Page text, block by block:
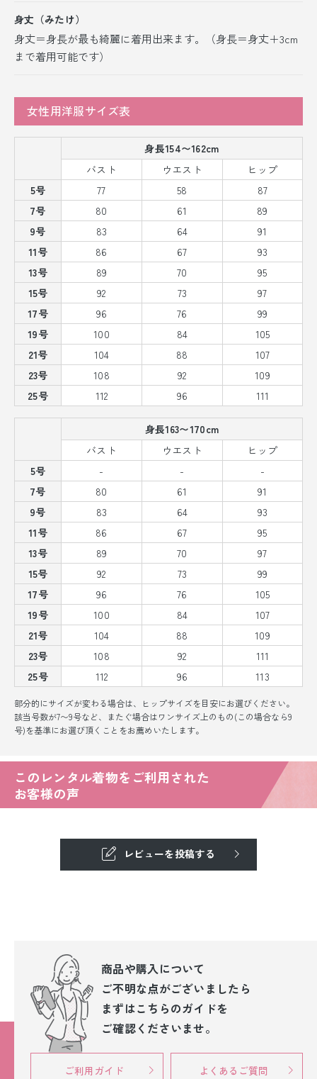
身丈（みたけ）
身丈＝身長が最も綺麗に着用出来ます。（身長＝身丈＋3cm
まで着用可能です）
女性用洋服サイズ表
身長154〜162cm
バスト
ウエスト
ヒップ
5号
77 58
87
7号
80 61
89
9号
83 64
91
11号
86 67
93
13号
89 70
95
15号
92 73
97
17号
96 76
99
19号
100 84
105
21号
104 88
107
23号
108 92
109
25号
112 96 111
身長163〜170cm
バスト
ウエスト
ヒップ
5号
- -
-
7号
80 61
91
9号
83 64
93
11号
86 67
95
13号
89 70
97
15号
92 73
99
17号
96 76
105
19号
100 84
107
21号
104 88
109
23号
108 92
111
25号
112 96 113
部分的にサイズが変わる場合は、ヒップサイズを目安にお選びください。
該当号数が7〜9号など、またぐ場合はワンサイズ上のもの(この場合なら9
号)を基準にお選び頂くことをお薦めいたします。
このレンタル着物をご利用された
お客様の声
レビューを投稿する
商品や購入について
ご不明な点がございましたら
まずはこちらのガイドを
ご確認くださいませ。
ご利用ガイド よくあるご質問